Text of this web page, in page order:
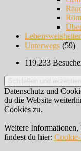
Unterwegs (59)
119.233
Datenschutz und
du die Website
Cookies zu.
Weitere
findest du hier: